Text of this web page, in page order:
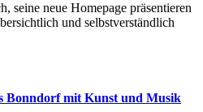
seine neue Homepage präsentieren
und selbstverständlich
Bonndorf mit Kunst und Musik